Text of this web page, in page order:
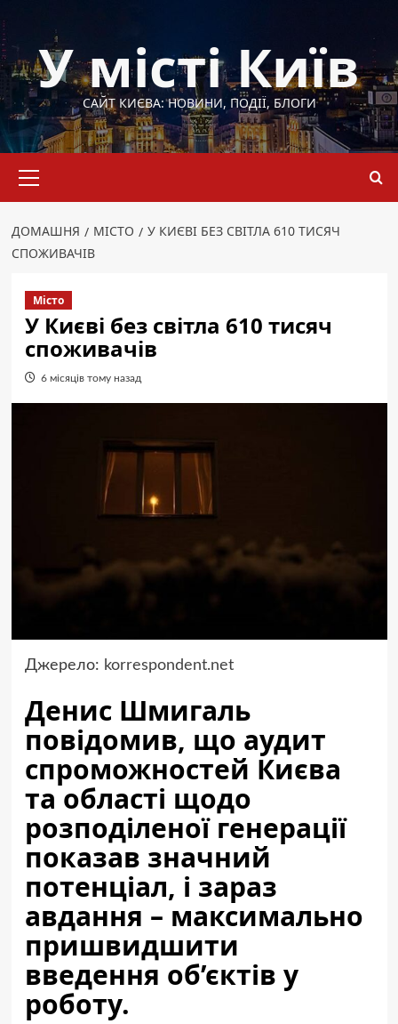
до
вмістуУ місті Київ
САЙТ КИЄВА: НОВИНИ, ПОДІЇ, БЛОГИ
меню
ДОМАШНЯ МІСТО
У КИЄВІ БЕЗ СВІТЛА 610 ТИСЯЧ
СПОЖИВАЧІВ
Місто
У Києві без світла 610 тисяч
споживачів
6 місяців тому назад
Джерело: korrespondent.net
Денис Шмигаль
повідомив, що аудит
спроможностей Києва
та області щодо
розподіленої генерації
показав значний
потенціал, і зараз
авдання – максимально
пришвидшити
введення об’єктів у
роботу.